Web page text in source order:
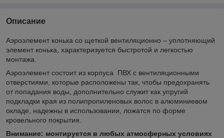
Описание
Аэроэлемент конька со щеткой вентиляционно – уплотняющий
элемент конька, характеризуется быстротой и легкостью
монтажа.
Аэроэлемент состоит из корпуса ПВХ с вентиляционными
отверстиями, которые расположены так, чтобы предохранять
от попадания воды, дополнительно служит как упругий
подкладки края из полипропиленовых волос в алюминиевом
окладе, надежны в использовании, ложатся по форме
кровельного покрытия.
Внимание: монтируется в любых атмосферных условиях